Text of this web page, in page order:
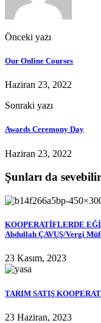
Önceki yazı
Our Online Courses
Haziran 23, 2022
Sonraki yazı
Awards Ceremony Day
Haziran 23, 2022
Şunları da
KOOPERATİFLERDE
Abdullah ÇAVUŞ/Vergi
23 Kasım, 2023
TARIM SATIŞ
23 Haziran, 2023